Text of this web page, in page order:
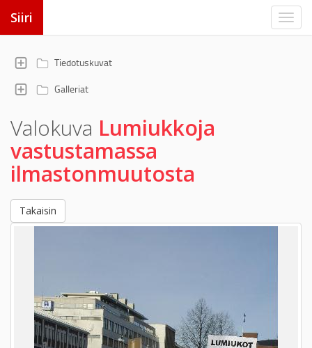
Siiri
Tiedotuskuvat
Galleriat
Valokuva Lumiukkoja
vastustamassa
ilmastonmuutosta
Takaisin